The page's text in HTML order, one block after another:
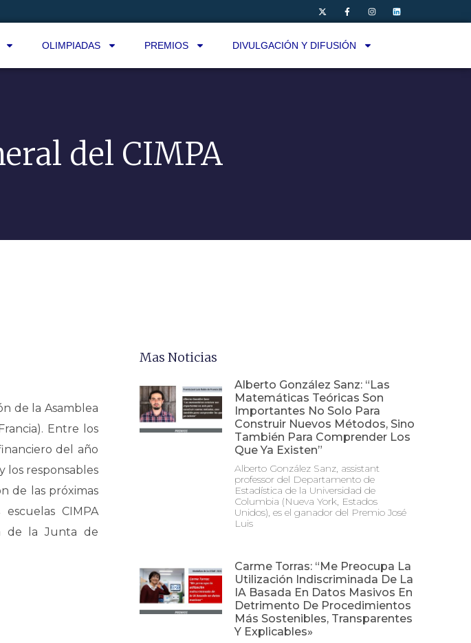
OLIMPIADAS PREMIOS DIVULGACIÓN Y DIFUSIÓN
del CIMPA
de la Asamblea
Entre los
del año
los responsables
de las próximas
CIMPA
de la Junta de
Mas Noticias
Alberto González Sanz: “Las
Matemáticas Teóricas Son
Importantes No Solo Para
Construir Nuevos Métodos, Sino
También Para Comprender Los
Que Ya Existen”
Alberto González Sanz, assistant
professor del Departamento de
Estadística de la Universidad de
Columbia (Nueva York, Estados
Unidos), es el ganador del Premio José
Luis
Carme Torras: “Me Preocupa La
Utilización Indiscriminada De La
IA Basada En Datos Masivos En
Detrimento De Procedimientos
Más Sostenibles, Transparentes
Y Explicables»